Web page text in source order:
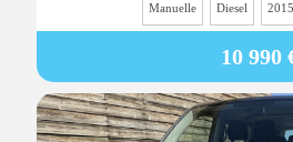
Manuelle Diesel 2015
10 990